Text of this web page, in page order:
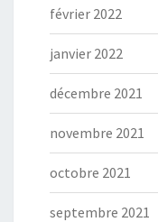
février 2022
janvier 2022
décembre 2021
novembre 2021
octobre 2021
septembre 2021